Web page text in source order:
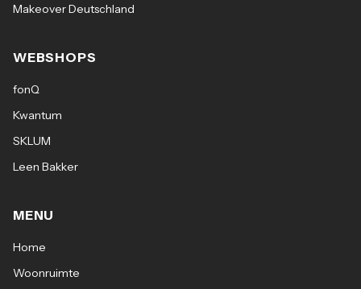
Makeover Deutschland
WEBSHOPS
fonQ
Kwantum
SKLUM
Leen Bakker
MENU
Home
Woonruimte